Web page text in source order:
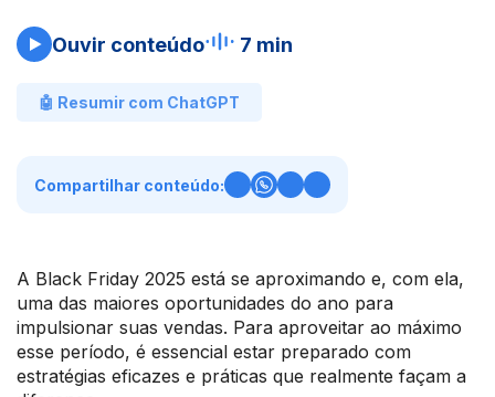
Ouvir conteúdo 7 min
🤖 Resumir com ChatGPT
Compartilhar conteúdo:
A Black Friday 2025 está se aproximando e, com ela,
uma das maiores oportunidades do ano para
impulsionar suas vendas. Para aproveitar ao máximo
esse período, é essencial estar preparado com
estratégias eficazes e práticas que realmente façam a